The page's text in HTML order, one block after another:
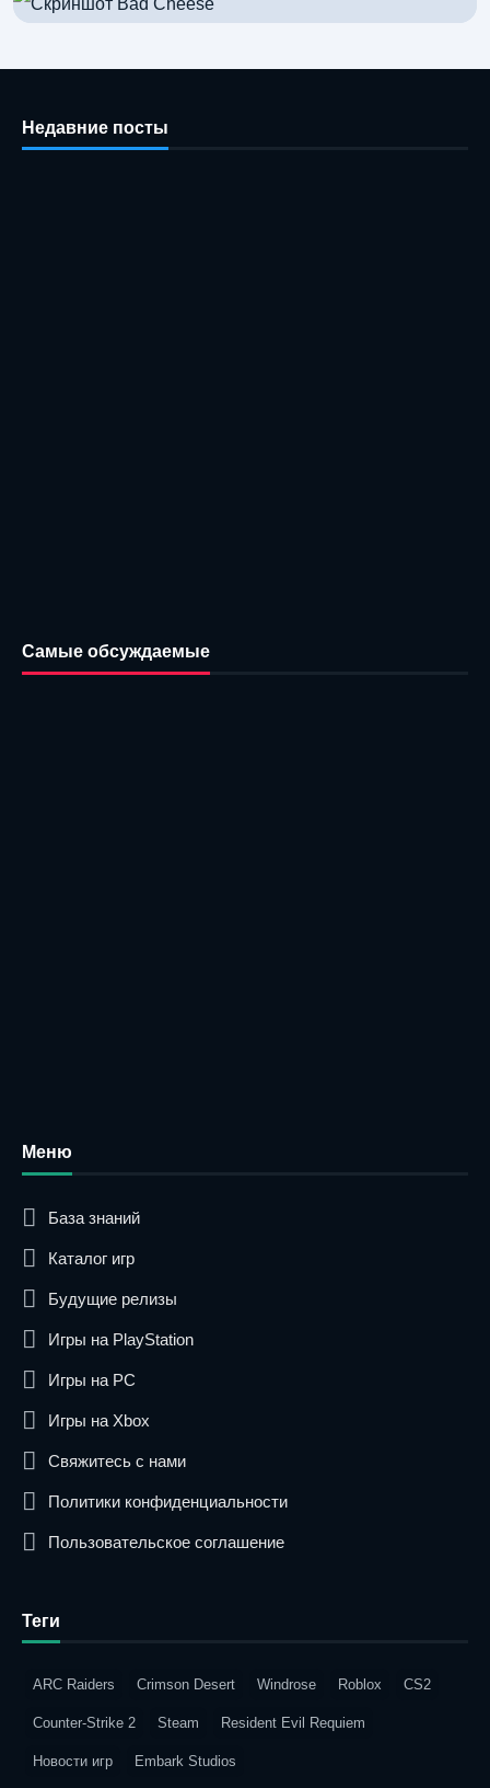
Недавние посты
Самые обсуждаемые
Меню
База знаний
Каталог игр
Будущие релизы
Игры на PlayStation
Игры на PC
Игры на Xbox
Свяжитесь с нами
Политики конфиденциальности
Пользовательское соглашение
Теги
ARC Raiders Crimson Desert Windrose Roblox CS2
Counter-Strike 2 Steam Resident Evil Requiem
Новости игр Embark Studios